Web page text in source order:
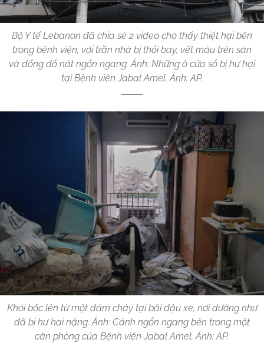
Bộ Y tế Lebanon đã chia sẻ 2 video cho thấy thiệt hại bên
trong bệnh viện, với trần nhà bị thổi bay, vết máu trên sàn
và đống đổ nát ngổn ngang. Ảnh: Những ô cửa sổ bị hư hại
tại Bệnh viện Jabal Amel. Ảnh: AP.
Khói bốc lên từ một đám cháy tại bãi đậu xe, nơi dường như
đã bị hư hại nặng. Ảnh: Cảnh ngổn ngang bên trong một
căn phòng của Bệnh viện Jabal Amel. Ảnh: AP.